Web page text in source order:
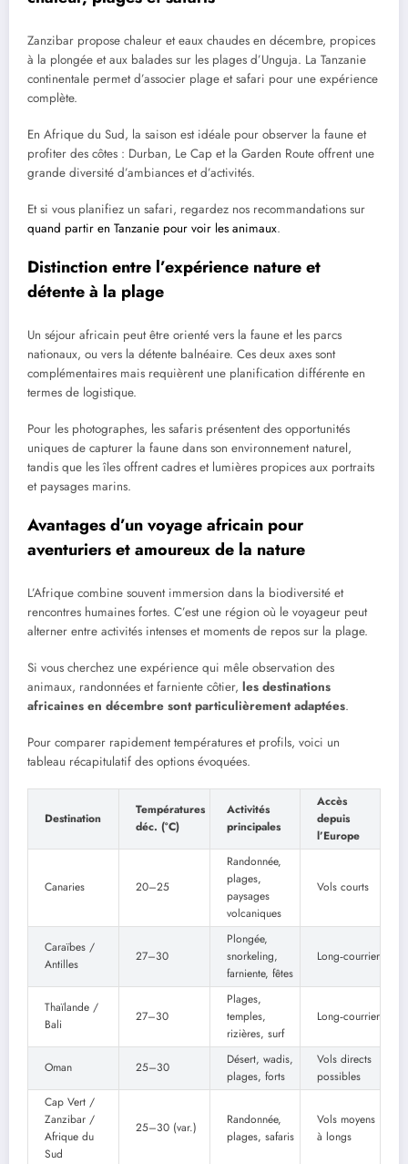
Zanzibar propose chaleur et eaux chaudes en décembre, propices
à la plongée et aux balades sur les plages d’Unguja. La Tanzanie
continentale permet d’associer plage et safari pour une expérience
complète.
En Afrique du Sud, la saison est idéale pour observer la faune et
profiter des côtes : Durban, Le Cap et la Garden Route offrent une
grande diversité d’ambiances et d’activités.
Et si vous planifiez un safari, regardez nos recommandations sur
quand partir en Tanzanie pour voir les animaux.
Distinction entre l’expérience nature et
détente à la plage
Un séjour africain peut être orienté vers la faune et les parcs
nationaux, ou vers la détente balnéaire. Ces deux axes sont
complémentaires mais requièrent une planification différente en
termes de logistique.
Pour les photographes, les safaris présentent des opportunités
uniques de capturer la faune dans son environnement naturel,
tandis que les îles offrent cadres et lumières propices aux portraits
et paysages marins.
Avantages d’un voyage africain pour
aventuriers et amoureux de la nature
L’Afrique combine souvent immersion dans la biodiversité et
rencontres humaines fortes. C’est une région où le voyageur peut
alterner entre activités intenses et moments de repos sur la plage.
Si vous cherchez une expérience qui mêle observation des
animaux, randonnées et farniente côtier, les destinations
africaines en décembre sont particulièrement adaptées.
Pour comparer rapidement températures et profils, voici un
tableau récapitulatif des options évoquées.
Destination
Températures
déc. (°C)
Activités
principales
Accès
depuis
l’Europe
Canaries 20–25
Randonnée,
plages,
paysages
volcaniques
Vols courts
Caraïbes /
Antilles
27–30
Plongée,
snorkeling,
farniente, fêtes
Long‑courrier
Thaïlande /
Bali
27–30
Plages,
temples,
rizières, surf
Long‑courrier
Oman 25–30
Désert, wadis,
plages, forts
Vols directs
possibles
Cap Vert /
Zanzibar /
Afrique du
Sud
25–30 (var.)
Randonnée,
plages, safaris
Vols moyens
à longs